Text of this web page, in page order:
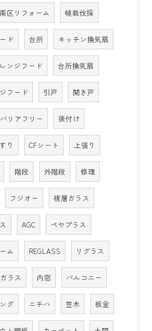
区リフォーム 植栽伐採
ド 台所 キッチン換気扇
ンジフード 台所換気扇
フード 引戸 開き戸
バリアフリー 後付け
り CFシート 上張り
階段 外階段 修理
フジオー 複層ガラス
AGC ペヤプラス
ム REGLASS リグラス
ラス 内窓 バルコニー
グ ニチハ 笠木 板金